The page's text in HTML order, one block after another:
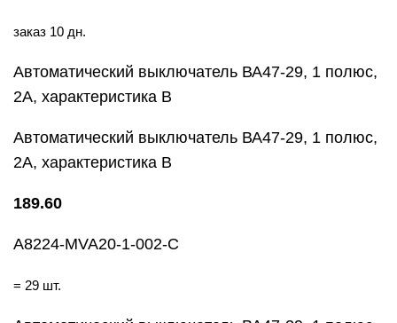
заказ 10 дн.
Автоматический выключатель ВА47-29, 1 полюс,
2А, характеристика В
Автоматический выключатель ВА47-29, 1 полюс,
2А, характеристика В
189.60
A8224-MVA20-1-002-C
= 29 шт.